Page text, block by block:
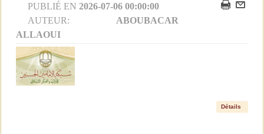
PUBLIÉ EN 2026-07-06 00:00:00
AUTEUR:
ABOUBACAR
ALLAOUI
Détails